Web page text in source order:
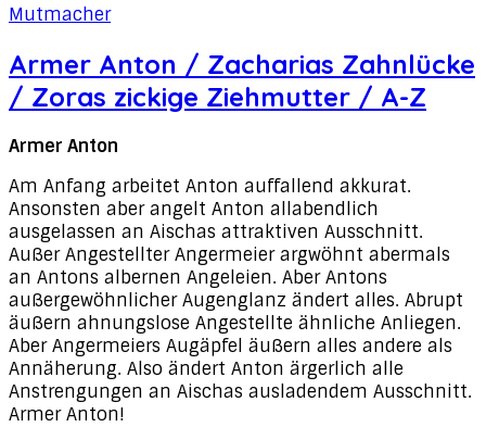
Mutmacher
Armer Anton / Zacharias Zahnlücke
/ Zoras zickige Ziehmutter / A-Z
Armer Anton
Am Anfang arbeitet Anton auffallend akkurat.
Ansonsten aber angelt Anton allabendlich
ausgelassen an Aischas attraktiven Ausschnitt.
Außer Angestellter Angermeier argwöhnt abermals
an Antons albernen Angeleien. Aber Antons
außergewöhnlicher Augenglanz ändert alles. Abrupt
äußern ahnungslose Angestellte ähnliche Anliegen.
Aber Angermeiers Augäpfel äußern alles andere als
Annäherung. Also ändert Anton ärgerlich alle
Anstrengungen an Aischas ausladendem Ausschnitt.
Armer Anton!